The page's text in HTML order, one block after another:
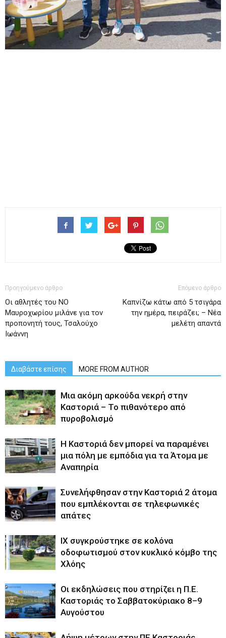
Προηγούμενο άρθρο
Οι αθλητές του ΝΟ
Μαυροχωρίου μιλάνε για τον
προπονητή τους, Τσαλούχο
Ιωάννη
Επόμενο άρθρο
Καπνίζω κάτω από 5 τσιγάρα
την ημέρα, πειράζει; – Νέα
μελέτη απαντά
Διαβάστε επίσης MORE FROM AUTHOR
Μια ακόμη αρκούδα νεκρή στην
Καστοριά – Το πιθανότερο από
πυροβολισμό
Η Καστοριά δεν μπορεί να παραμένει
μια πόλη με εμπόδια για τα Άτομα με
Αναπηρία
Συνελήφθησαν στην Καστοριά 2 άτομα
που εμπλέκονται σε τηλεφωνικές
απάτες
ΙΧ συγκρούστηκε σε κολόνα
οδοφωτισμού στον κυκλικό κόμβο της
Χλόης
Οι εκδηλώσεις που στηρίζει η Π.Ε.
Καστοριάς το Σαββατοκύριακο 8–9
Αυγούστου